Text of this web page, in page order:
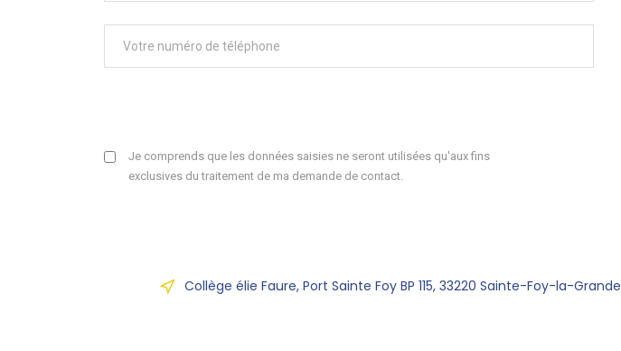
Je comprends que les données saisies ne seront utilisées qu'aux fins
exclusives du traitement de ma demande de contact.
Collège élie Faure, Port Sainte Foy BP 115, 33220 Sainte-Foy-la-Grande